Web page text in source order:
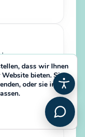
1
dass wir Ihnen
bieten. Sie
oder sie in den
Cookie-Banner